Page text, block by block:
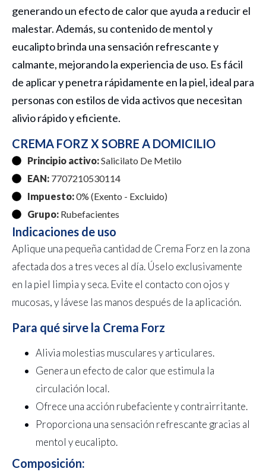
generando un efecto de calor que ayuda a reducir el
malestar. Además, su contenido de mentol y
eucalipto brinda una sensación refrescante y
calmante, mejorando la experiencia de uso. Es fácil
de aplicar y penetra rápidamente en la piel, ideal para
personas con estilos de vida activos que necesitan
alivio rápido y eficiente.
CREMA FORZ X SOBRE A DOMICILIO
Principio activo:Salicilato De Metilo
EAN: 7707210530114
Impuesto:0% (Exento - Excluido)
Grupo: Rubefacientes
Indicaciones de uso
Aplique una pequeña cantidad de Crema Forz en la zona
afectada dos a tres veces al día. Úselo exclusivamente
en la piel limpia y seca. Evite el contacto con ojos y
mucosas, y lávese las manos después de la aplicación.
Para qué sirve la Crema Forz
Alivia molestias musculares y articulares.
Genera un efecto de calor que estimula la
circulación local.
Ofrece una acción rubefaciente y contrairritante.
Proporciona una sensación refrescante gracias al
mentol y eucalipto.
Composición: